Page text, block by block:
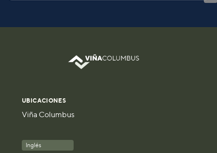
UBICACIONES
Viña Columbus
Inglés